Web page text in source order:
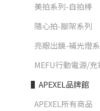
美拍系列-自拍棒
隨心拍-腳架系列
亮眼出鏡-補光燈
MEFU行動電源/充
▌APEXEL品牌館
APEXEL所有商品